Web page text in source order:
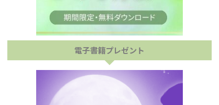
電子書籍プレゼント